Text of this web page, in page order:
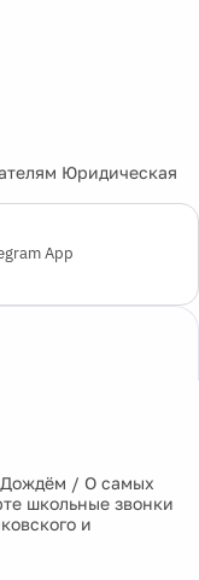
Юридическая
App
/ О самых
школьные звонки
и